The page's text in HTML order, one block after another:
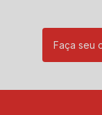
Faça seu